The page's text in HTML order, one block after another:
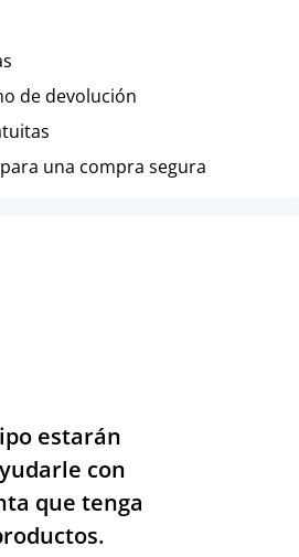
de devolución
una compra segura
estarán
con
que tenga